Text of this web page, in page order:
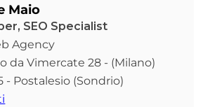
Maio
SEO Specialist
Agency
da Vimercate 28 - (Milano)
- Postalesio (Sondrio)